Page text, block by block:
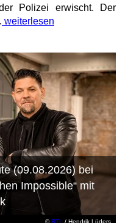
Polizei erwischt. Der
weiterlesen
©RTL / Hendrik Lüders
(09.08.2026) bei
Impossible“ mit